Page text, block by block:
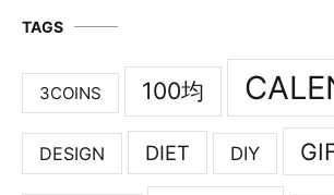
TAGS
3COINS 100均
DESIGN DIET DIY